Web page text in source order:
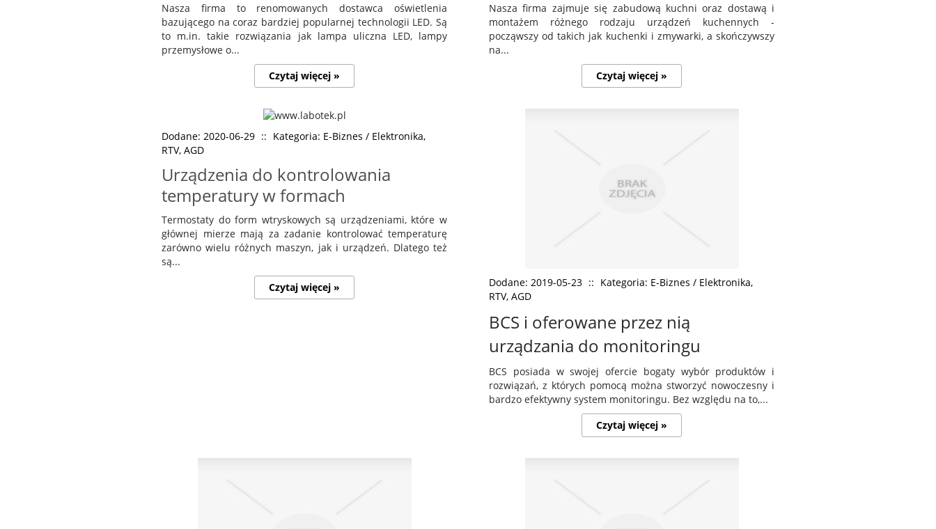
Nasza firma to renomowanych dostawca oświetlenia
bazującego na coraz bardziej popularnej technologii LED. Są
to m.in. takie rozwiązania jak lampa uliczna LED, lampy
przemysłowe o...
Czytaj więcej »
Nasza firma zajmuje się zabudową kuchni oraz dostawą i
montażem różnego rodzaju urządzeń kuchennych -
począwszy od takich jak kuchenki i zmywarki, a skończywszy
na...
Czytaj więcej »
Dodane: 2020-06-29 :: Kategoria: E-Biznes / Elektronika,
RTV, AGD
Urządzenia do kontrolowania
temperatury w formach
Termostaty do form wtryskowych są urządzeniami, które w
głównej mierze mają za zadanie kontrolować temperaturę
zarówno wielu różnych maszyn, jak i urządzeń. Dlatego też
są...
Czytaj więcej »
Dodane: 2019-05-23 :: Kategoria: E-Biznes / Elektronika,
RTV, AGD
BCS i oferowane przez nią
urządzania do monitoringu
BCS posiada w swojej ofercie bogaty wybór produktów i
rozwiązań, z których pomocą można stworzyć nowoczesny i
bardzo efektywny system monitoringu. Bez względu na to,...
Czytaj więcej »